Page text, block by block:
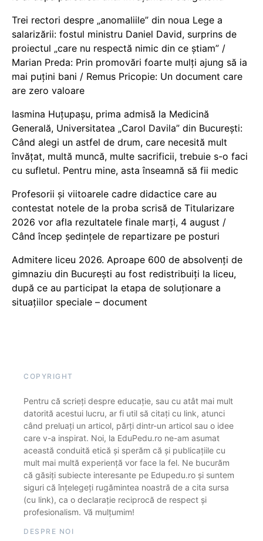
Trei rectori despre „anomaliile” din noua Lege a
salarizării: fostul ministru Daniel David, surprins de
proiectul „care nu respectă nimic din ce știam” /
Marian Preda: Prin promovări foarte mulți ajung să ia
mai puțini bani / Remus Pricopie: Un document care
are zero valoare
Iasmina Huțupașu, prima admisă la Medicină
Generală, Universitatea „Carol Davila” din București:
Când alegi un astfel de drum, care necesită mult
învățat, multă muncă, multe sacrificii, trebuie s-o faci
cu sufletul. Pentru mine, asta înseamnă să fii medic
Profesorii și viitoarele cadre didactice care au
contestat notele de la proba scrisă de Titularizare
2026 vor afla rezultatele finale marți, 4 august /
Când încep ședințele de repartizare pe posturi
Admitere liceu 2026. Aproape 600 de absolvenți de
gimnaziu din București au fost redistribuiți la liceu,
după ce au participat la etapa de soluționare a
situațiilor speciale – document
COPYRIGHT
Pentru că scrieți despre educație, sau cu atât mai mult
datorită acestui lucru, ar fi util să citați cu link, atunci
când preluați un articol, părți dintr-un articol sau o idee
care v-a inspirat. Noi, la EduPedu.ro ne-am asumat
această conduită etică și sperăm că și publicațiile cu
mult mai multă experiență vor face la fel. Ne bucurăm
că găsiți subiecte interesante pe Edupedu.ro și suntem
siguri că înțelegeți rugămintea noastră de a cita sursa
(cu link), ca o declarație reciprocă de respect și
profesionalism. Vă mulțumim!
DESPRE NOI